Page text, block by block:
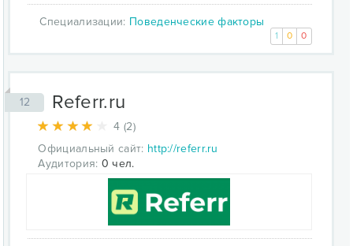
Специализации: Поведенческие факторы
1 0 0
12 Referr.ru
4 (2)
Официальный сайт: http://referr.ru
Аудитория: 0 чел.